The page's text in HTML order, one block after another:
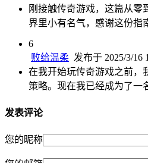
刚接触传奇游戏，这篇从零
界里小有名气，感谢这份指
6
败给温柔 发布于 2025/3/16
在我开始玩传奇游戏之前，
策略。现在我已经成为了一
发表评论
您的昵称